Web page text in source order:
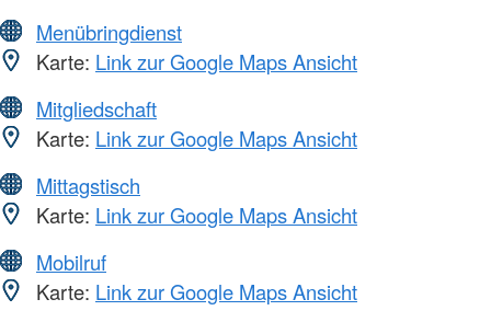
Menübringdienst
Karte: Link zur Google Maps Ansicht
Mitgliedschaft
Karte: Link zur Google Maps Ansicht
Mittagstisch
Karte: Link zur Google Maps Ansicht
Mobilruf
Karte: Link zur Google Maps Ansicht